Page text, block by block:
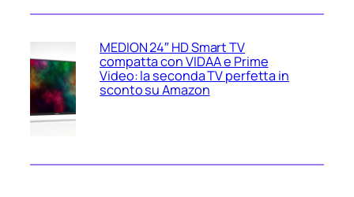
MEDION 24″ HD Smart TV
compatta con VIDAA e Prime
Video: la seconda TV perfetta in
sconto su Amazon